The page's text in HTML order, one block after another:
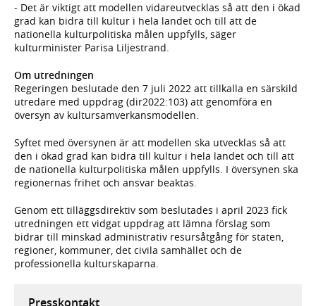
- Det är viktigt att modellen vidareutvecklas så att den i ökad
grad kan bidra till kultur i hela landet och till att de
nationella kulturpolitiska målen uppfylls, säger
kulturminister Parisa Liljestrand.
Om utredningen
Regeringen beslutade den 7 juli 2022 att tillkalla en särskild
utredare med uppdrag (dir2022:103) att genomföra en
översyn av kultursamverkansmodellen.
Syftet med översynen är att modellen ska utvecklas så att
den i ökad grad kan bidra till kultur i hela landet och till att
de nationella kulturpolitiska målen uppfylls. I översynen ska
regionernas frihet och ansvar beaktas.
Genom ett tilläggsdirektiv som beslutades i april 2023 fick
utredningen ett vidgat uppdrag att lämna förslag som
bidrar till minskad administrativ resursåtgång för staten,
regioner, kommuner, det civila samhället och de
professionella kulturskaparna.
Presskontakt